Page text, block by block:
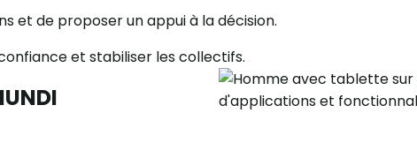
et de proposer un appui à la décision.
et stabiliser les collectifs.